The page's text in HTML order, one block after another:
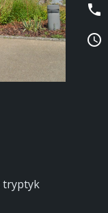
phone
schedule
tryptyk